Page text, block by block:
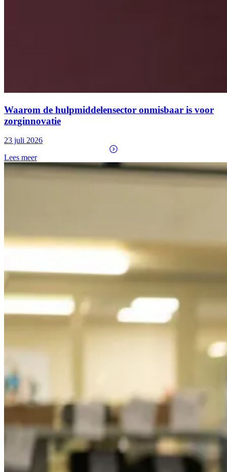
Waarom de hulpmiddelensector onmisbaar is voor
zorginnovatie
23 juli 2026
Lees meer